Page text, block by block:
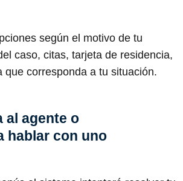
según el motivo de tu
caso, citas, tarjeta de residencia,
que corresponda a tu situación.
al agente o
hablar con uno